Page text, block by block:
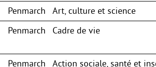
Penmarch
Art, culture et science
Penmarch Cadre de vie
Penmarch Action sociale, santé et